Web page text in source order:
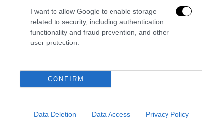
I want to allow Google to enable storage
related to security, including authentication
functionality and fraud prevention, and other
user protection.
CONFIRM
Data Deletion Data Access Privacy Policy
Ελλάδα|06.04.2023 06:55
ολοκληρωθεί - Ποια είναι τα πιο
ευάλωτα κτίρια
Τι επεσήμανε ο πρόεδρος του ΟΑΣΠ και
καθηγητής του Πανεπιστημίου